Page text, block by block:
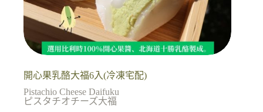
開心果乳酪大福6入(冷凍宅配)
Pistachio Cheese Daifuku
ピスタチオチーズ大福